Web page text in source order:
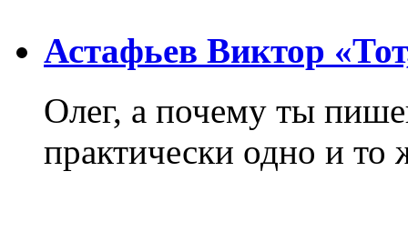
Астафьев Виктор
Олег, а почему ты
практически одно и то